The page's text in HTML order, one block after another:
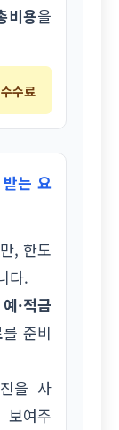
비용을
수수료
는 요
, 한도
다.
예·적금
를 준비
을 사
보여주